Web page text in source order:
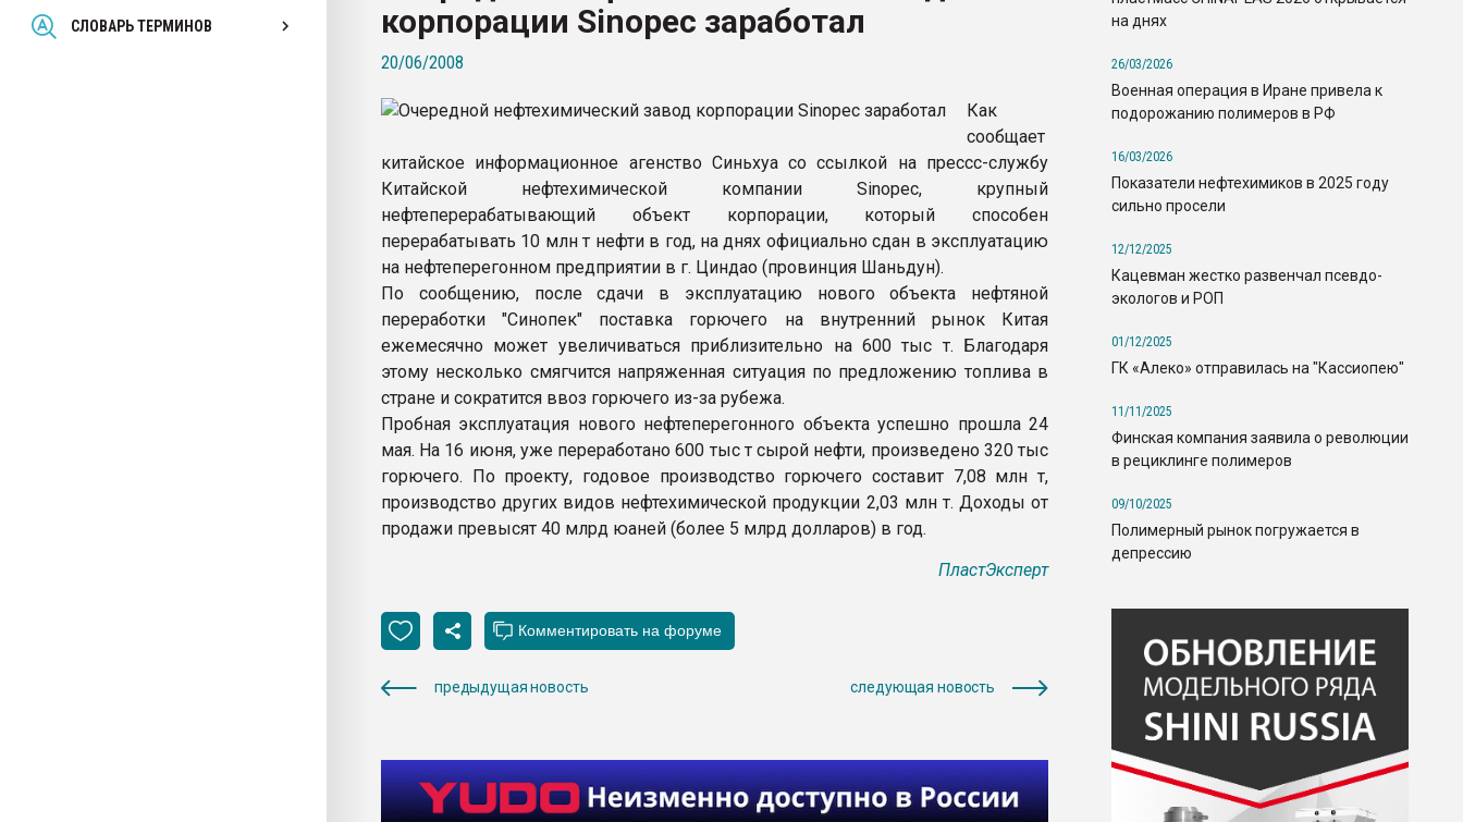
СЛОВАРЬ ТЕРМИНОВ
Всё, что касается выдува ПЭТ
бутылок
ПЕРЕЙТИ НА ФОРУМ
корпорации Sinopec заработал
20/06/2008
Как
сообщает
китайское информационное агенство Синьхуа со ссылкой на прессс-службу
Китайской нефтехимической компании Sinopec, крупный
нефтеперерабатывающий объект корпорации, который способен
перерабатывать 10 млн т нефти в год, на днях официально сдан в эксплуатацию
на нефтеперегонном предприятии в г. Циндао (провинция Шаньдун).
По сообщению, после сдачи в эксплуатацию нового объекта нефтяной
переработки "Синопек" поставка горючего на внутренний рынок Китая
ежемесячно может увеличиваться приблизительно на 600 тыс т. Благодаря
этому несколько смягчится напряженная ситуация по предложению топлива в
стране и сократится ввоз горючего из-за рубежа.
Пробная эксплуатация нового нефтеперегонного объекта успешно прошла 24
мая. На 16 июня, уже переработано 600 тыс т сырой нефти, произведено 320 тыс
горючего. По проекту, годовое производство горючего составит 7,08 млн т,
производство других видов нефтехимической продукции 2,03 млн т. Доходы от
продажи превысят 40 млрд юаней (более 5 млрд долларов) в год.
ПластЭксперт
предыдущая новость следующая новость
на днях
26/03/2026
Военная операция в Иране привела к
подорожанию полимеров в РФ
16/03/2026
Показатели нефтехимиков в 2025 году
сильно просели
12/12/2025
Кацевман жестко развенчал псевдо-
экологов и РОП
01/12/2025
ГК «Алеко» отправилась на "Кассиопею"
11/11/2025
Финская компания заявила о революции
в рециклинге полимеров
09/10/2025
Полимерный рынок погружается в
депрессию